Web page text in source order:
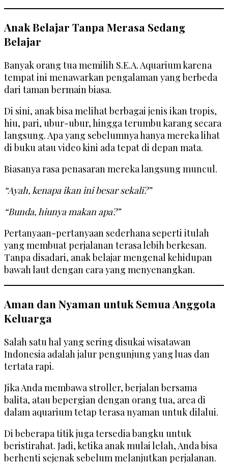
Anak Belajar Tanpa Merasa Sedang
Belajar
Banyak orang tua memilih S.E.A. Aquarium karena
tempat ini menawarkan pengalaman yang berbeda
dari taman bermain biasa.
Di sini, anak bisa melihat berbagai jenis ikan tropis,
hiu, pari, ubur-ubur, hingga terumbu karang secara
langsung. Apa yang sebelumnya hanya mereka lihat
di buku atau video kini ada tepat di depan mata.
Biasanya rasa penasaran mereka langsung muncul.
“Ayah, kenapa ikan ini besar sekali?”
“Bunda, hiunya makan apa?”
Pertanyaan-pertanyaan sederhana seperti itulah
yang membuat perjalanan terasa lebih berkesan.
Tanpa disadari, anak belajar mengenal kehidupan
bawah laut dengan cara yang menyenangkan.
Aman dan Nyaman untuk Semua Anggota
Keluarga
Salah satu hal yang sering disukai wisatawan
Indonesia adalah jalur pengunjung yang luas dan
tertata rapi.
Jika Anda membawa stroller, berjalan bersama
balita, atau bepergian dengan orang tua, area di
dalam aquarium tetap terasa nyaman untuk dilalui.
Di beberapa titik juga tersedia bangku untuk
beristirahat. Jadi, ketika anak mulai lelah, Anda bisa
berhenti sejenak sebelum melanjutkan perjalanan.